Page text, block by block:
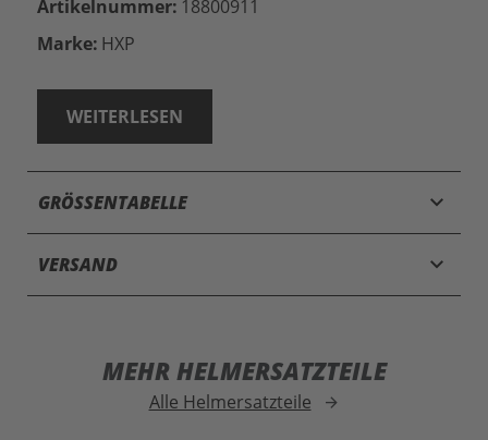
Artikelnummer: 18800911
Marke: HXP
WEITERLESEN
GRÖSSENTABELLE keyboard_arrow_down
VERSAND keyboard_arrow_down
MEHR HELMERSATZTEILE
Alle Helmersatzteile arrow_forward